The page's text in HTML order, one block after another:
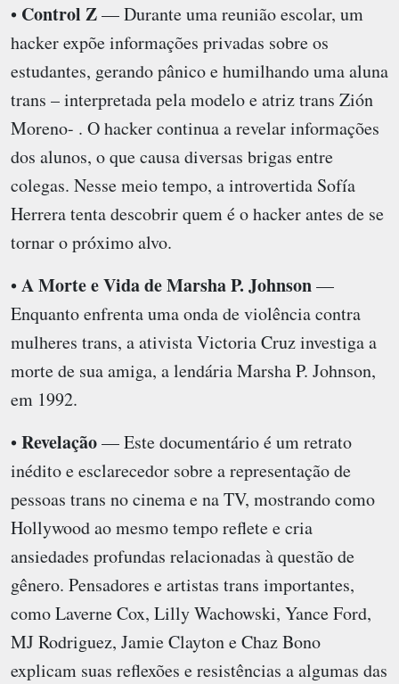
• Control Z— Durante uma reunião escolar, um
hacker expõe informações privadas sobre os
estudantes, gerando pânico e humilhando uma aluna
trans – interpretada pela modelo e atriz trans Zión
Moreno- . O hacker continua a revelar informações
dos alunos, o que causa diversas brigas entre
colegas. Nesse meio tempo, a introvertida Sofía
Herrera tenta descobrir quem é o hacker antes de se
tornar o próximo alvo.
•A Morte e Vida de Marsha P. Johnson—
Enquanto enfrenta uma onda de violência contra
mulheres trans, a ativista Victoria Cruz investiga a
morte de sua amiga, a lendária Marsha P. Johnson,
em 1992.
•Revelação— Este documentário é um retrato
inédito e esclarecedor sobre a representação de
pessoas trans no cinema e na TV, mostrando como
Hollywood ao mesmo tempo reflete e cria
ansiedades profundas relacionadas à questão de
gênero. Pensadores e artistas trans importantes,
como Laverne Cox, Lilly Wachowski, Yance Ford,
MJ Rodriguez, Jamie Clayton e Chaz Bono
explicam suas reflexões e resistências a algumas das